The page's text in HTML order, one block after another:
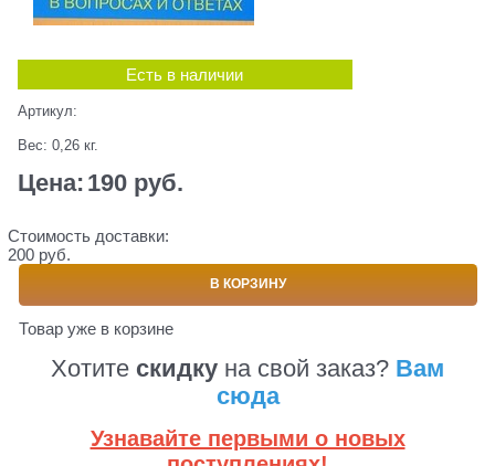
Есть в наличии
Артикул:
Вес: 0,26 кг.
Цена: 190 руб.
Стоимость доставки:
200 руб.
В КОРЗИНУ
Товар уже в корзине
Хотите скидку на свой заказ? Вам
сюда
Узнавайте первыми о новых